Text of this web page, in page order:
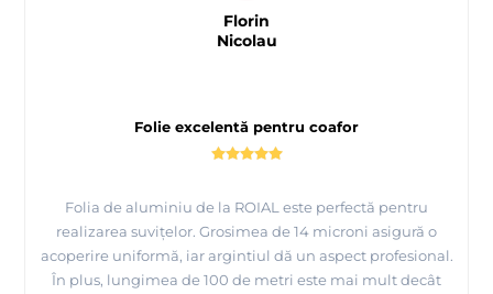
Folie excelentă pentru coafor
Folia de aluminiu de la ROIAL este perfectă pentru
realizarea suvițelor. Grosimea de 14 microni asigură o
acoperire uniformă, iar argintiul dă un aspect profesional.
În plus, lungimea de 100 de metri este mai mult decât
Florin
Nicolau